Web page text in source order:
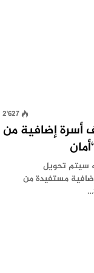
2٬627
الأموال إلى 20 ألف أسرة إضافية من
سيتم تحويل
مستفيدة من